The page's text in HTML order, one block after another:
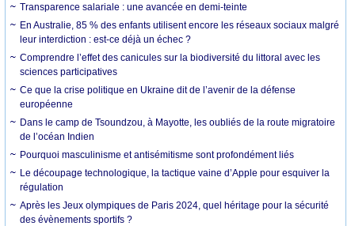
Transparence salariale : une avancée en demi-teinte
En Australie, 85 % des enfants utilisent encore les réseaux sociaux malgré
leur interdiction : est-ce déjà un échec ?
Comprendre l’effet des canicules sur la biodiversité du littoral avec les
sciences participatives
Ce que la crise politique en Ukraine dit de l’avenir de la défense
européenne
Dans le camp de Tsoundzou, à Mayotte, les oubliés de la route migratoire
de l’océan Indien
Pourquoi masculinisme et antisémitisme sont profondément liés
Le découpage technologique, la tactique vaine d’Apple pour esquiver la
régulation
Après les Jeux olympiques de Paris 2024, quel héritage pour la sécurité
des évènements sportifs ?